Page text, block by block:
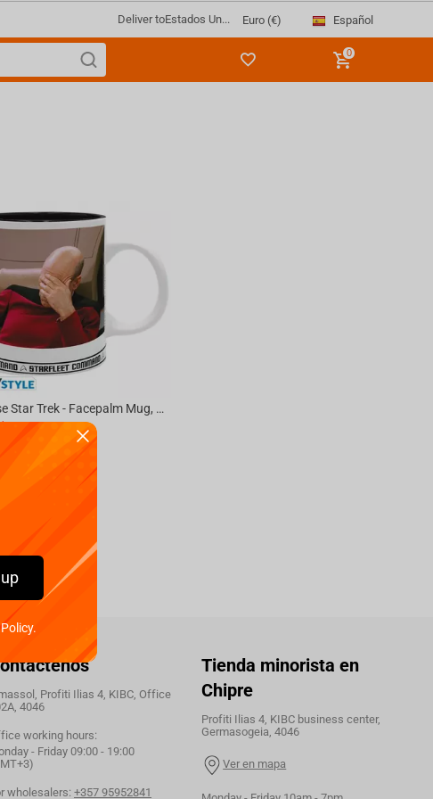
Deliver toEstados Un... Euro (€) Español
0
Abysse Star Trek - Facepalm Mug, 320 ml
disponible
Profiti Ilias 4, KIBC, Office
4046
working hours:
- Friday 09:00 - 19:00
wholesalers: +357 95952841
Tienda minorista en
Chipre
Profiti Ilias 4, KIBC business center,
Germasogeia, 4046
Ver en mapa